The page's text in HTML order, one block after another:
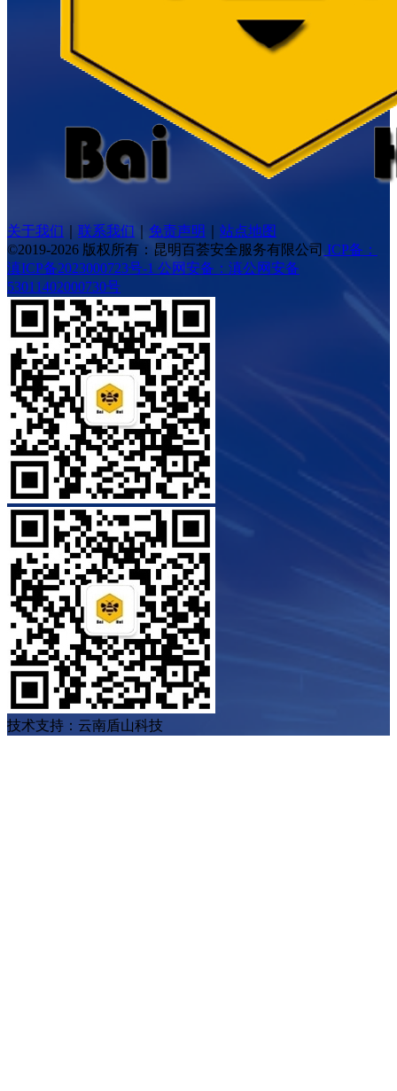
关于我们 联系我们 免责声明
站点地图
©2019-2026 版权所有：昆明百荟安全服务有限公司 ICP备：
滇ICP备2023000723号-1 公网安备：滇公网安备
53011402000730号
技术支持：云南盾山科技